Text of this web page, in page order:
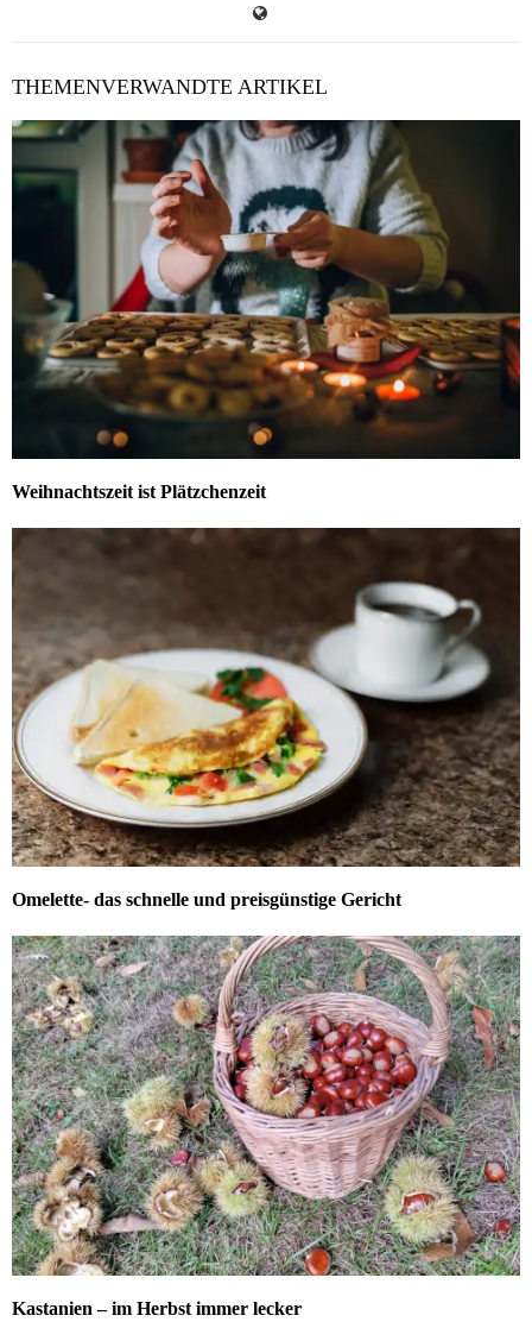
THEMENVERWANDTE ARTIKEL
Weihnachtszeit ist Plätzchenzeit
Omelette- das schnelle und preisgünstige Gericht
Kastanien – im Herbst immer lecker